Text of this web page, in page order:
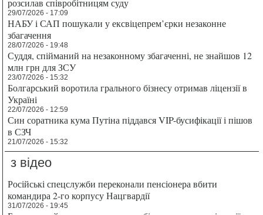
29/07/2026 - 17:09
НАБУ і САП пошукали у ексвіцепрем’єрки незаконне
збагачення
28/07/2026 - 19:48
Суддя, спійманий на незаконному збагаченні, не знайшов 12
млн грн для ЗСУ
23/07/2026 - 15:32
Болгарський воротила грального бізнесу отримав ліцензії в
Україні
22/07/2026 - 12:59
Син соратника кума Путіна піддався VIP-бусифікації і пішов
в СЗЧ
21/07/2026 - 15:32
з відео
Російські спецслужби переконали пенсіонера вбити
командира 2-го корпусу Нацгвардії
31/07/2026 - 19:45